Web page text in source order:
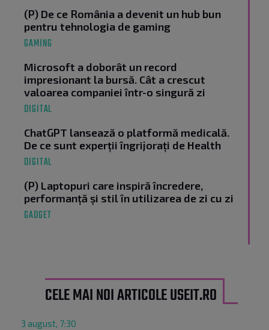
(P) De ce România a devenit un hub bun
pentru tehnologia de gaming
GAMING
Microsoft a doborât un record
impresionant la bursă. Cât a crescut
valoarea companiei într-o singură zi
DIGITAL
ChatGPT lansează o platformă medicală.
De ce sunt experții îngrijorați de Health
DIGITAL
(P) Laptopuri care inspiră încredere,
performanță și stil în utilizarea de zi cu zi
GADGET
CELE MAI NOI ARTICOLE USEIT.RO
3 august, 7:30